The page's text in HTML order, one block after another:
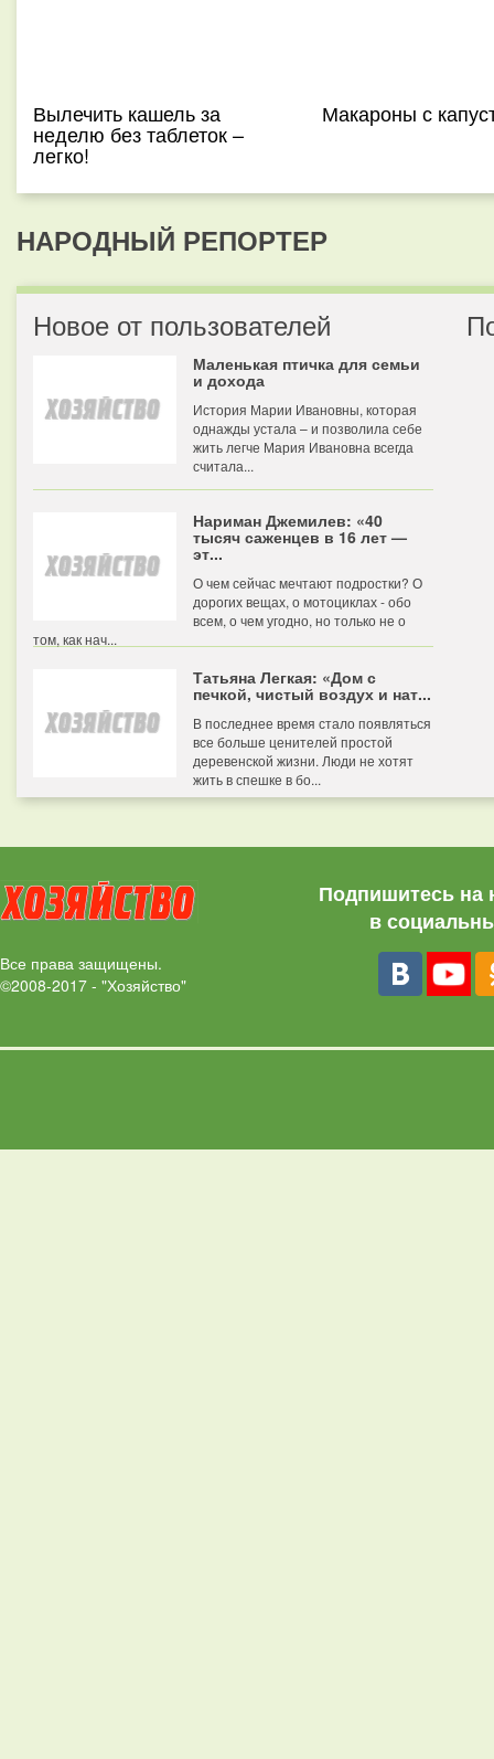
Вылечить кашель за
неделю без таблеток –
легко!
Макароны с
НАРОДНЫЙ РЕПОРТЕР
Новое от пользователей
Маленькая птичка для семьи
и дохода
История Марии Ивановны, которая
однажды устала – и позволила себе
жить легче Мария Ивановна всегда
считала...
Нариман Джемилев: «40
тысяч саженцев в 16 лет —
эт...
О чем сейчас мечтают подростки? О
дорогих вещах, о мотоциклах - обо
всем, о чем угодно, но только не о
том, как нач...
Татьяна Легкая: «Дом с
печкой, чистый воздух и нат...
В последнее время стало появляться
все больше ценителей простой
деревенской жизни. Люди не хотят
жить в спешке в бо...
Все права защищены.
©2008-2017 - "Хозяйство"
Подпишитесь на
в